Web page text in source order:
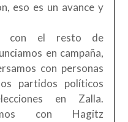
eso es un avance y
con el resto de
en campaña,
con personas
partidos políticos
en Zalla.
con Hagitz